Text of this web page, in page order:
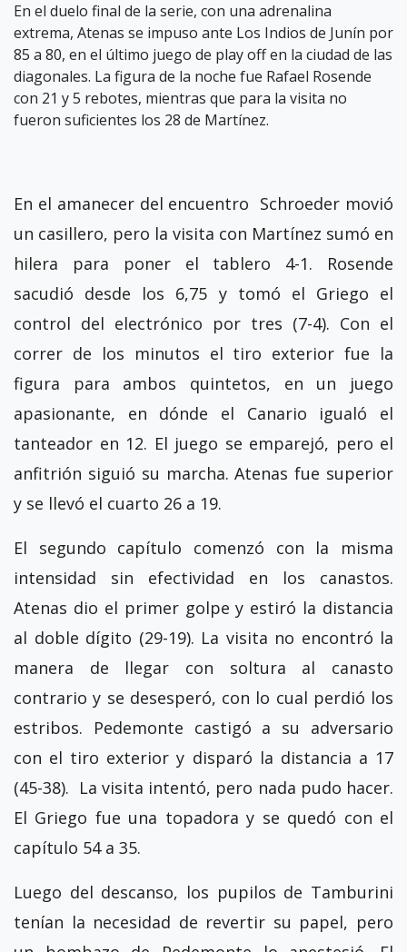
En el duelo final de la serie, con una adrenalina
extrema, Atenas se impuso ante Los Indios de Junín por
85 a 80, en el último juego de play off en la ciudad de las
diagonales. La figura de la noche fue Rafael Rosende
con 21 y 5 rebotes, mientras que para la visita no
fueron suficientes los 28 de Martínez.
En el amanecer del encuentro Schroeder movió
un casillero, pero la visita con Martínez sumó en
hilera para poner el tablero 4-1. Rosende
sacudió desde los 6,75 y tomó el Griego el
control del electrónico por tres (7-4). Con el
correr de los minutos el tiro exterior fue la
figura para ambos quintetos, en un juego
apasionante, en dónde el Canario igualó el
tanteador en 12. El juego se emparejó, pero el
anfitrión siguió su marcha. Atenas fue superior
y se llevó el cuarto 26 a 19.
El segundo capítulo comenzó con la misma
intensidad sin efectividad en los canastos.
Atenas dio el primer golpe y estiró la distancia
al doble dígito (29-19). La visita no encontró la
manera de llegar con soltura al canasto
contrario y se desesperó, con lo cual perdió los
estribos. Pedemonte castigó a su adversario
con el tiro exterior y disparó la distancia a 17
(45-38). La visita intentó, pero nada pudo hacer.
El Griego fue una topadora y se quedó con el
capítulo 54 a 35.
Luego del descanso, los pupilos de Tamburini
tenían la necesidad de revertir su papel, pero